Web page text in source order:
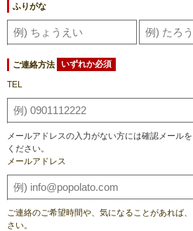
ふりがな
ご連絡方法
いずれか必須
TEL
メールアドレスの入力がない方には確認メール
ください。
メールアドレス
ご連絡のご希望時間や、気になることがあれば
さい。